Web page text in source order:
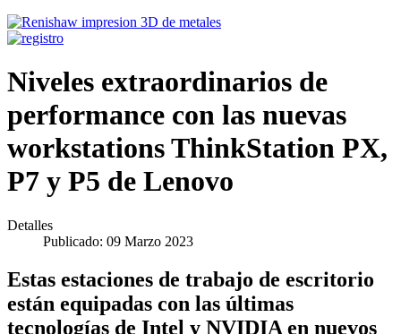
Niveles extraordinarios de
performance con las nuevas
workstations ThinkStation PX,
P7 y P5 de Lenovo
Detalles
Publicado: 09 Marzo 2023
Estas estaciones de trabajo de escritorio
están equipadas con las últimas
tecnologías de Intel y NVIDIA en nuevos